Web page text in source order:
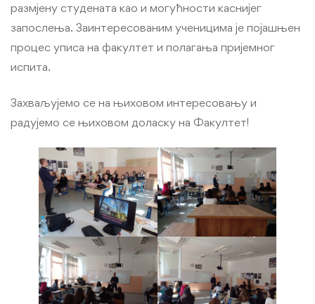
размјену студената као и могућности каснијег
запослења. Заинтересованим ученицима је појашњен
процес уписа на факултет и полагања пријемног
испита.
Захваљујемо се на њиховом интересовању и
радујемо се њиховом доласку на Факултет!